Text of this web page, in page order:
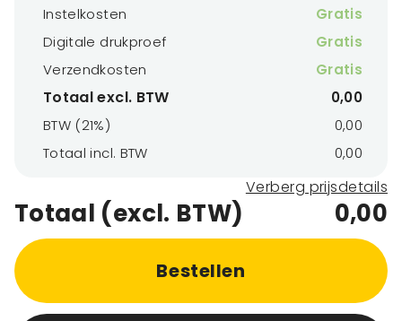
Instelkosten
Gratis
Digitale drukproef
Gratis
Verzendkosten
Gratis
Totaal excl. BTW
0,00
BTW (21%)
0,00
Totaal incl. BTW
0,00
Verberg prijsdetails
Totaal (excl. BTW) 0,00
Bestellen